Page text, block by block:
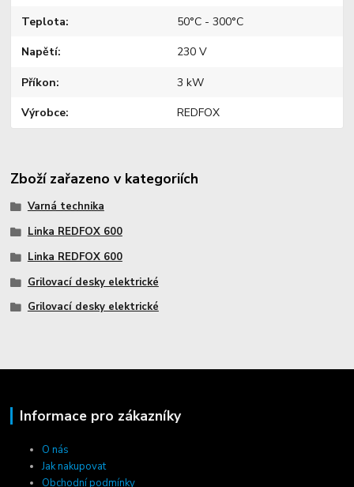
Teplota 50°C - 300°C
Napětí 230 V
Příkon 3 kW
Výrobce REDFOX
Zboží zařazeno v kategoriích
Varná technika
Linka REDFOX 600
Linka REDFOX 600
Grilovací desky elektrické
Grilovací desky elektrické
Informace pro zákazníky
O nás
Jak nakupovat
Obchodní podmínky